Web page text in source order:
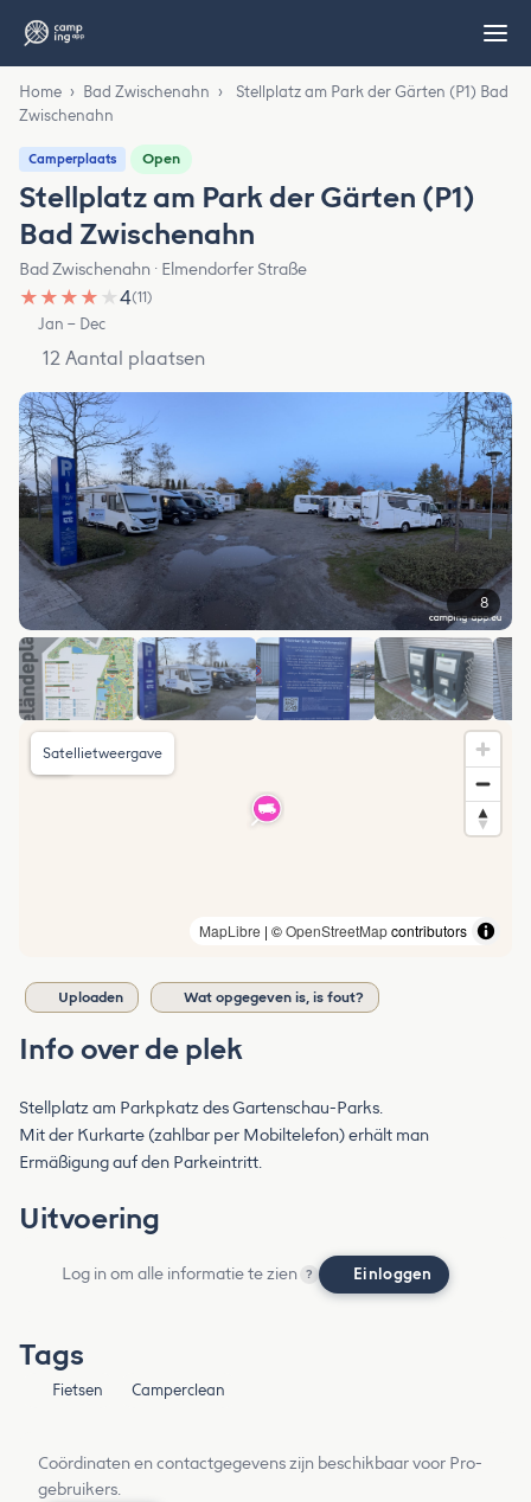
Home › Bad Zwischenahn ›
Stellplatz am Park der Gärten (P1) Bad
Zwischenahn
Camperplaats Open
Stellplatz am Park der Gärten (P1)
Bad Zwischenahn
Bad Zwischenahn · Elmendorfer Straße
★ ★ ★ ★ ★4(11)
Jan – Dec
12 Aantal plaatsen
8
MapLibre | ©OpenStreetMapcontributors
Satellietweergave
Uploaden Wat opgegeven is, is fout?
Info over de plek
Stellplatz am Parkpkatz des Gartenschau-Parks.
Mit der Kurkarte (zahlbar per Mobiltelefon) erhält man
Ermäßigung auf den Parkeintritt.
Uitvoering
Log in om alle informatie te zien ? Einloggen
Tags
Fietsen Camperclean
Coördinaten en contactgegevens zijn beschikbaar voor Pro-
gebruikers.